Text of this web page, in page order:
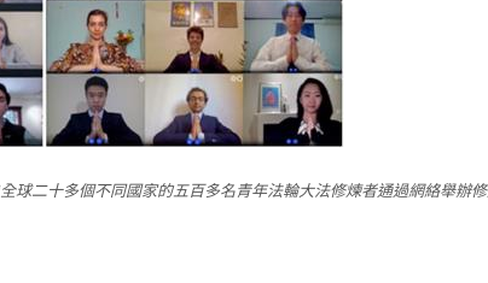
球二十多個不同國家的五百多名青年法輪大法修煉者通過網絡舉辦